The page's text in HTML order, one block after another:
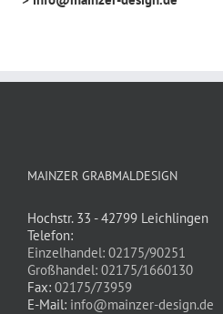
MAINZER GRABMALDESIGN
Hochstr. 33 - 42799 Leichlingen
Telefon:
Einzelhandel: 02175/90251
Großhandel: 02175/1660130
Fax: 02175/73959
E-Mail: info@mainzer-design.de